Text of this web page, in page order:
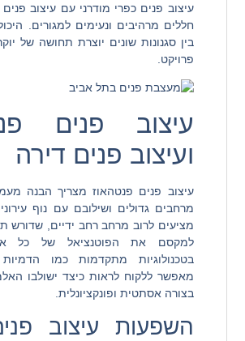
עיצוב פנים כפרי מודרני עם עיצוב פנים
חללים מרהיבים ונעימים למגורים.
בין סגנונות שונים יוצרת תחושה של
פרויקט.
עיצוב פנים
ועיצוב פנים דירה
עיצוב פנים פנטהאוז מצריך הבנה
מרחבים גדולים ושילובם עם נוף
מציעים לרוב מרחב רחב ידיים, שדורש
למקסם את הפוטנציאל של כל
בטכנולוגיות מתקדמות כמו
מאפשר ללקוח לראות כיצד ישולבו
בצורה אסתטית ופונקציונלית.
השפעות עיצוב